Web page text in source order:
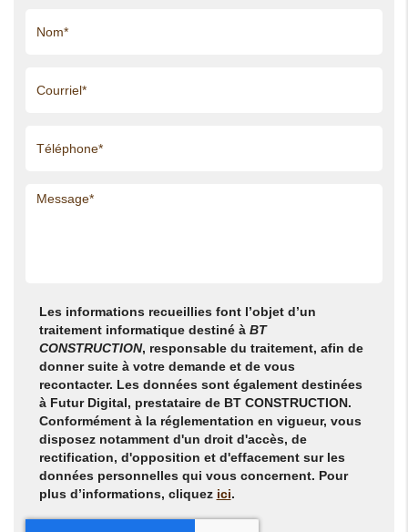
Les informations recueillies font l’objet d’un
traitement informatique destiné àBT
CONSTRUCTION, responsable du traitement, afin de
donner suite à votre demande et de vous
recontacter. Les données sont également destinées
à Futur Digital, prestataire de BT CONSTRUCTION.
Conformément à la réglementation en vigueur, vous
disposez notamment d'un droit d'accès, de
rectification, d'opposition et d'effacement sur les
données personnelles qui vous concernent. Pour
plus d’informations, cliquez ici.